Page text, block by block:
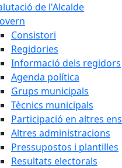
de l'Alcalde
Consistori
Regidories
Informació dels regidors
Agenda política
Grups municipals
Tècnics municipals
Participació en altres ens
Altres administracions
Pressupostos i plantilles
Resultats electorals